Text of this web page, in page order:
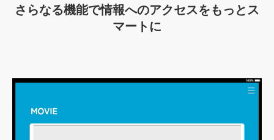
さらなる機能で情報へのアクセスをもっとス
マートに